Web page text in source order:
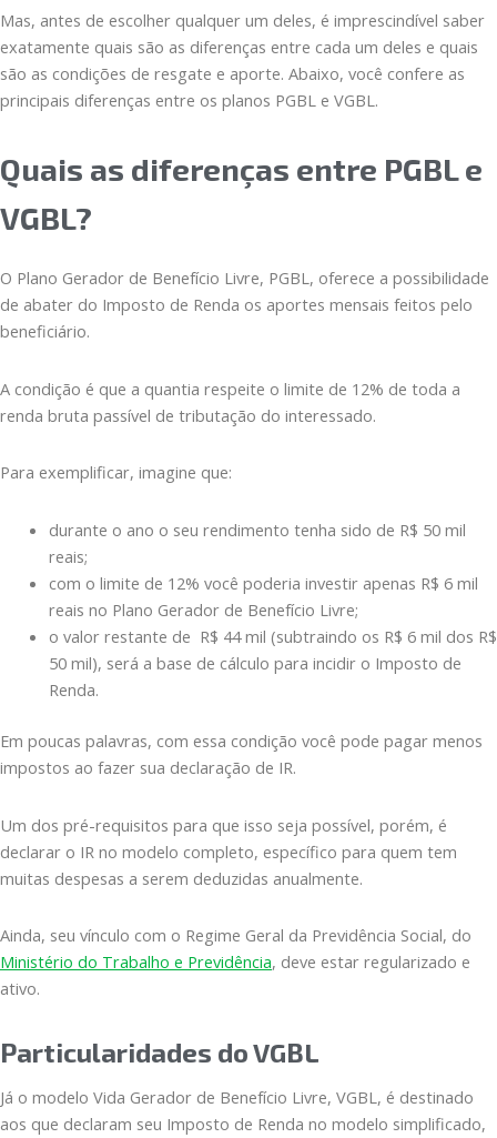
Mas, antes de escolher qualquer um deles, é imprescindível saber
exatamente quais são as diferenças entre cada um deles e quais
são as condições de resgate e aporte. Abaixo, você confere as
principais diferenças entre os planos PGBL e VGBL.
Quais as diferenças entre PGBL e
VGBL?
O Plano Gerador de Benefício Livre, PGBL, oferece a possibilidade
de abater do Imposto de Renda os aportes mensais feitos pelo
beneficiário.
A condição é que a quantia respeite o limite de 12% de toda a
renda bruta passível de tributação do interessado.
Para exemplificar, imagine que:
durante o ano o seu rendimento tenha sido de R$ 50 mil
reais;
com o limite de 12% você poderia investir apenas R$ 6 mil
reais no Plano Gerador de Benefício Livre;
o valor restante de R$ 44 mil (subtraindo os R$ 6 mil dos R$
50 mil), será a base de cálculo para incidir o Imposto de
Renda.
Em poucas palavras, com essa condição você pode pagar menos
impostos ao fazer sua declaração de IR.
Um dos pré-requisitos para que isso seja possível, porém, é
declarar o IR no modelo completo, específico para quem tem
muitas despesas a serem deduzidas anualmente.
Ainda, seu vínculo com o Regime Geral da Previdência Social, do
Ministério do Trabalho e Previdência, deve estar regularizado e
ativo.
Particularidades do VGBL
Já o modelo Vida Gerador de Benefício Livre, VGBL, é destinado
aos que declaram seu Imposto de Renda no modelo simplificado,